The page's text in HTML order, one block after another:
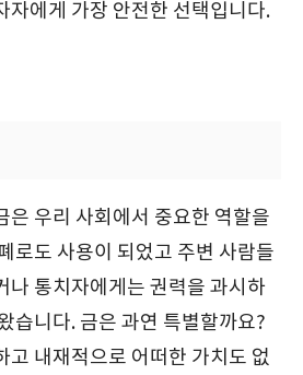
자에게 가장 안전한 선택입니다.
은 우리 사회에서 중요한 역할을
로도 사용이 되었고 주변 사람들
나 통치자에게는 권력을 과시하
습니다. 금은 과연 특별할까요?
고 내재적으로 어떠한 가치도 없